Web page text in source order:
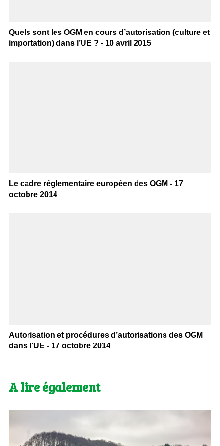
Quels sont les OGM en cours d’autorisation (culture et
importation) dans l’UE ? - 10 avril 2015
Le cadre réglementaire européen des OGM - 17
octobre 2014
Autorisation et procédures d’autorisations des OGM
dans l’UE - 17 octobre 2014
A lire également